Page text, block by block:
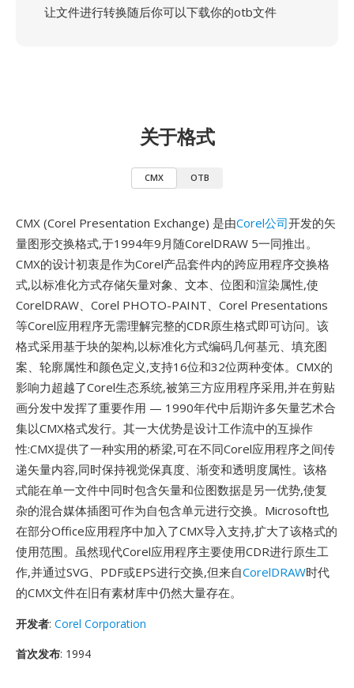
让文件进行转换随后你可以下载你的otb文件
关于格式
CMX OTB
CMX (Corel Presentation Exchange) 是由Corel公司开发的矢
量图形交换格式,于1994年9月随CorelDRAW 5一同推出。
CMX的设计初衷是作为Corel产品套件内的跨应用程序交换格
式,以标准化方式存储矢量对象、文本、位图和渲染属性,使
CorelDRAW、Corel PHOTO-PAINT、Corel Presentations
等Corel应用程序无需理解完整的CDR原生格式即可访问。该
格式采用基于块的架构,以标准化方式编码几何基元、填充图
案、轮廓属性和颜色定义,支持16位和32位两种变体。CMX的
影响力超越了Corel生态系统,被第三方应用程序采用,并在剪贴
画分发中发挥了重要作用 — 1990年代中后期许多矢量艺术合
集以CMX格式发行。其一大优势是设计工作流中的互操作
性:CMX提供了一种实用的桥梁,可在不同Corel应用程序之间传
递矢量内容,同时保持视觉保真度、渐变和透明度属性。该格
式能在单一文件中同时包含矢量和位图数据是另一优势,使复
杂的混合媒体插图可作为自包含单元进行交换。Microsoft也
在部分Office应用程序中加入了CMX导入支持,扩大了该格式的
使用范围。虽然现代Corel应用程序主要使用CDR进行原生工
作,并通过SVG、PDF或EPS进行交换,但来自CorelDRAW时代
的CMX文件在旧有素材库中仍然大量存在。
开发者: Corel Corporation
首次发布: 1994